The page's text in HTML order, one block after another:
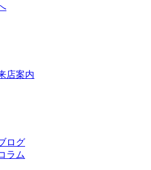
店案内
ログ
ラム